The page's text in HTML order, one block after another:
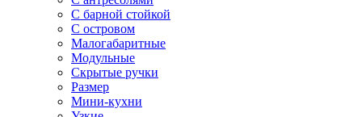
С барной стойкой
С островом
Малогабаритные
Модульные
Скрытые ручки
Размер
Мини-кухни